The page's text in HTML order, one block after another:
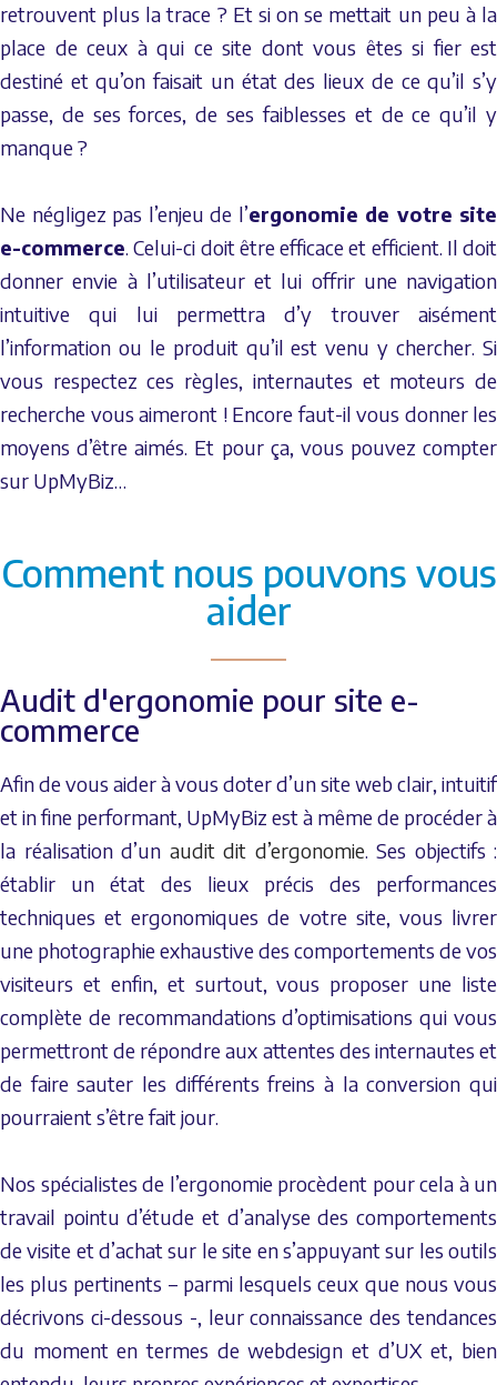
retrouvent plus la trace ? Et si on se mettait un peu à la
place de ceux à qui ce site dont vous êtes si fier est
destiné et qu’on faisait un état des lieux de ce qu’il s’y
passe, de ses forces, de ses faiblesses et de ce qu’il y
manque ?
Ne négligez pas l’enjeu de l’ergonomie de votre site
e-commerce. Celui-ci doit être efficace et efficient. Il doit
donner envie à l’utilisateur et lui offrir une navigation
intuitive qui lui permettra d’y trouver aisément
l’information ou le produit qu’il est venu y chercher. Si
vous respectez ces règles, internautes et moteurs de
recherche vous aimeront ! Encore faut-il vous donner les
moyens d’être aimés. Et pour ça, vous pouvez compter
sur UpMyBiz…
Comment nous pouvons vous
aider
Audit d'ergonomie pour site e-
commerce
Afin de vous aider à vous doter d’un site web clair, intuitif
et in fine performant, UpMyBiz est à même de procéder à
la réalisation d’un audit dit d’ergonomie. Ses objectifs :
établir un état des lieux précis des performances
techniques et ergonomiques de votre site, vous livrer
une photographie exhaustive des comportements de vos
visiteurs et enfin, et surtout, vous proposer une liste
complète de recommandations d’optimisations qui vous
permettront de répondre aux attentes des internautes et
de faire sauter les différents freins à la conversion qui
pourraient s’être fait jour.
Nos spécialistes de l’ergonomie procèdent pour cela à un
travail pointu d’étude et d’analyse des comportements
de visite et d’achat sur le site en s’appuyant sur les outils
les plus pertinents – parmi lesquels ceux que nous vous
décrivons ci-dessous -, leur connaissance des tendances
du moment en termes de webdesign et d’UX et, bien